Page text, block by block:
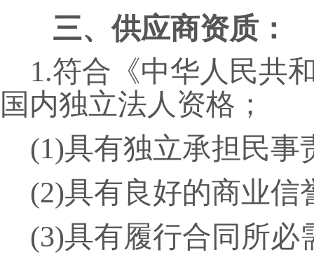
三、供应商资质：
1.符合《中华人民共
国内独立法人资格；
(1)具有独立承担民事
(2)具有良好的商业信
(3)具有履行合同所必